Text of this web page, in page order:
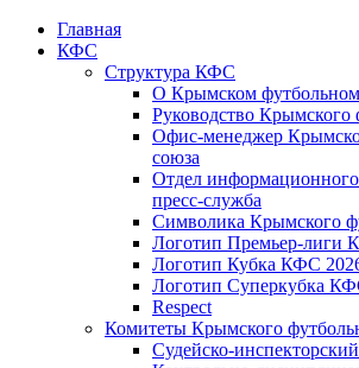
Главная
КФС
Структура КФС
О Крымском
Руководство Крымского
Офис-менеджер
союза
Отдел информационного
пресс-служба
Символика Крымского
Логотип Премьер-лиги
Логотип Кубка КФС
Логотип Суперкубка
Respect
Комитеты Крымского
Судейско-